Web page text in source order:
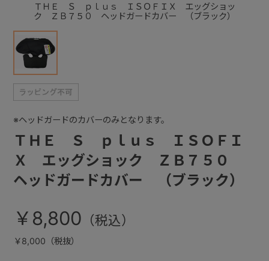
ＴＨＥ Ｓ ｐｌｕｓ ＩＳＯＦＩＸ エッグショッ
ク ＺＢ７５０ ヘッドガードカバー （ブラック）
ＴＨＥ Ｓ ｐｌｕｓ ＩＳＯＦＩ
Ｘ エッグショック ＺＢ７５０
ヘッドガードカバー （ブラック）
※ヘッドガードのカバーのみとなります。
￥8,800
￥8,000（税抜）